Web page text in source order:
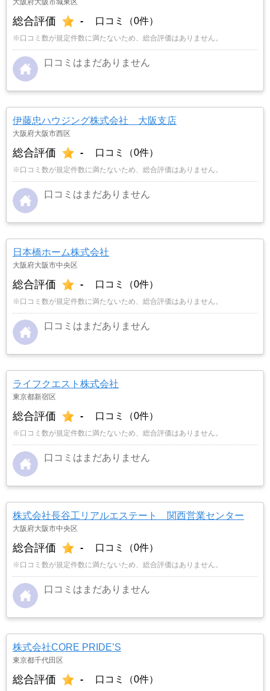
総合評価 - 口コミ（0件）
※口コミ数が規定件数に満たないため、総合評価はありません。
口コミはまだありません
伊藤忠ハウジング株式会社 大阪支店
大阪府大阪市西区
総合評価 - 口コミ（0件）
※口コミ数が規定件数に満たないため、総合評価はありません。
口コミはまだありません
日本橋ホーム株式会社
大阪府大阪市中央区
総合評価 - 口コミ（0件）
※口コミ数が規定件数に満たないため、総合評価はありません。
口コミはまだありません
ライフクエスト株式会社
東京都新宿区
総合評価 - 口コミ（0件）
※口コミ数が規定件数に満たないため、総合評価はありません。
口コミはまだありません
株式会社長谷工リアルエステート 関西営業センター
大阪府大阪市中央区
総合評価 - 口コミ（0件）
※口コミ数が規定件数に満たないため、総合評価はありません。
口コミはまだありません
株式会社CORE PRIDE’S
東京都千代田区
総合評価 - 口コミ（0件）